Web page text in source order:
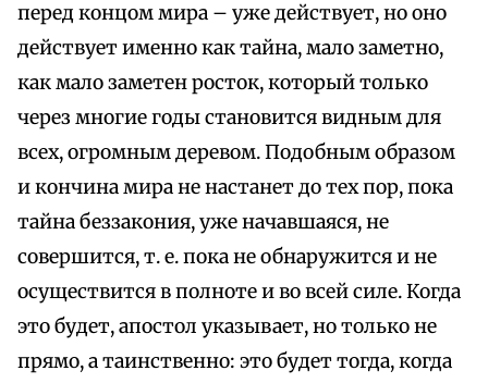
перед концом мира – уже действует, но оно
действует именно как тайна, мало заметно,
как мало заметен росток, который только
через многие годы становится видным для
всех, огромным деревом. Подобным образом
и кончина мира не настанет до тех пор, пока
тайна беззакония, уже начавшаяся, не
совершится, т. е. пока не обнаружится и не
осуществится в полноте и во всей силе. Когда
это будет, апостол указывает, но только не
прямо, а таинственно: это будет тогда, когда